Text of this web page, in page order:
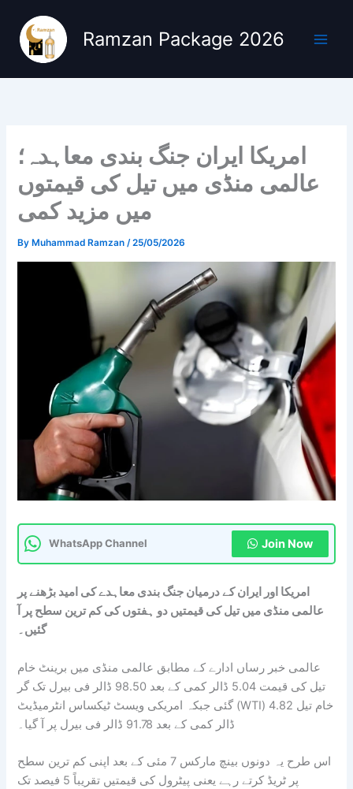
content
Ramzan Package 2026
امریکا ایران جنگ بندی معاہدہ؛
عالمی منڈی میں تیل کی قیمتوں
میں مزید کمی
By Muhammad Ramzan/25/05/2026
WhatsApp Channel Join Now
امریکا اور ایران کے درمیان جنگ بندی معاہدے کی امید بڑھنے پر
عالمی منڈی میں تیل کی قیمتیں دو ہفتوں کی کم ترین سطح پر آ
گئیں۔
عالمی خبر رساں ادارے کے مطابق عالمی منڈی میں برینٹ خام
تیل کی قیمت 5.04 ڈالر کمی کے بعد 98.50 ڈالر فی بیرل تک گر
گئی جبکہ امریکی ویسٹ ٹیکساس انٹرمیڈیٹ (WTI) خام تیل 4.82
ڈالر کمی کے بعد 91.78 ڈالر فی بیرل پر آ گیا۔
اس طرح یہ دونوں بینچ مارکس 7 مئی کے بعد اپنی کم ترین سطح
پر ٹریڈ کرتے رہے یعنی پیٹرول کی قیمتیں تقریباً 5 فیصد تک